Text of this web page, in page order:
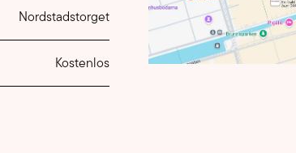
Nordstadstorget
Kostenlos